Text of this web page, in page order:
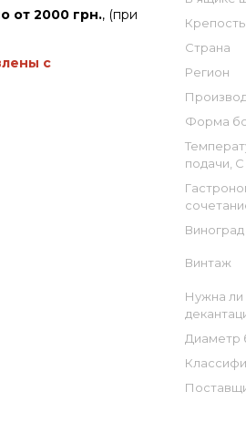
от 2000 грн., (при
с
Крепость
Страна
Регион
Форма
подачи, С
Виноград
Винтаж
Нужна ли
Диаметр